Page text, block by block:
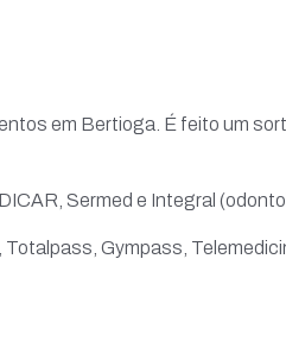
em Bertioga. É feito um
Sermed e Integral
Gympass,